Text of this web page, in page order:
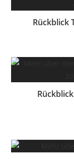
Rückblick